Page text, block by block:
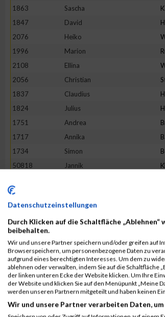
1863
Sascha
1847
David
2076
Heiko
1996
Marion
2108
Ellina
2056
Christian
1837
Claudius
1824
Julius
1751
Andrea
1717
Annika
1734
Simon
50818
Jannik
1918
1853
Laura
2071
Reinhard
2117
André Marcel
1896
Sophie
2110
Charleen
1980
Boris
2102
Holger
Datenschutzeinstellungen
Durch Klicken auf die Schaltfläche
beibehalten.
Wir und unsere Partner speichern und/oder greifen auf
Browserspeichern, um personenbezogene Daten zu
aufgrund eines berechtigten Interesses. Um dem zu
ablehnen oder verwalten, indem Sie auf die Schaltfläche
der linken unteren Ecke der Website klicken. Um Ihre
der Website und klicken Sie auf den Menüpunkt „Meine
werden unseren Partnern mitgeteilt und haben keinen
Wir und unsere Partner verarbeiten Daten,